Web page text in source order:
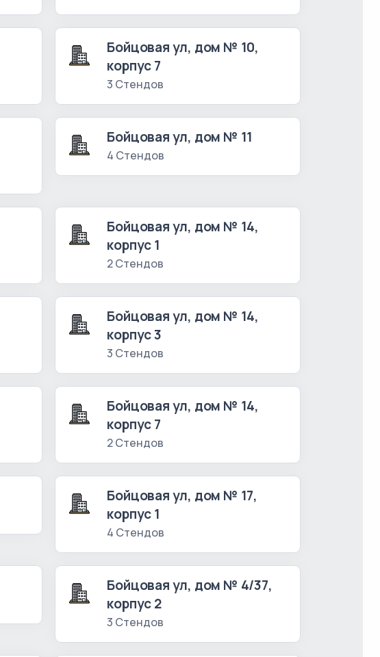
Бойцовая ул, дом № 10,
корпус 7
3 Стендов
Бойцовая ул, дом № 11
4 Стендов
Бойцовая ул, дом № 14,
корпус 1
2 Стендов
Бойцовая ул, дом № 14,
корпус 3
3 Стендов
Бойцовая ул, дом № 14,
корпус 7
2 Стендов
Бойцовая ул, дом № 17,
корпус 1
4 Стендов
Бойцовая ул, дом № 4/37,
корпус 2
3 Стендов